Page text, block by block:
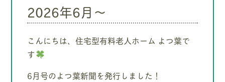
2026年6月～
こんにちは、住宅型有料老人ホーム よつ葉で
す
6月号のよつ葉新聞を発行しました！